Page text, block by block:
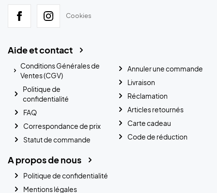
Cookies
Aide et contact
Conditions Générales de
Ventes (CGV)
Politique de
confidentialité
FAQ
Correspondance de prix
Statut de commande
Annuler une commande
Livraison
Réclamation
Articles retournés
Carte cadeau
Code de réduction
A propos de nous
Politique de confidentialité
Mentions légales